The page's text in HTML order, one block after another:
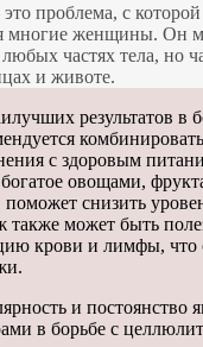
проблема, с которой
многие женщины. Он
частях тела, но
и животе.
результатов в
с здоровым
овощами,
снизить
также может быть
крови и лимфы, что
и постоянство
в борьбе с